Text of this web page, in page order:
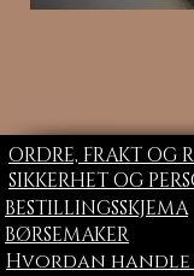
ORDRE, FRAKT OG
SIKKERHET OG
BESTILLINGSSKJEMA
BØRSEMAKER
Hvordan handle